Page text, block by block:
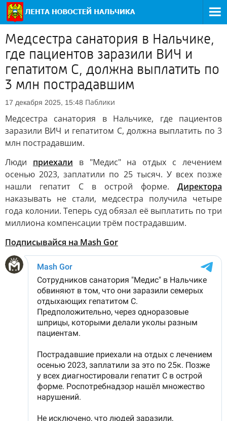
Медсестра санатория в Нальчике,
где пациентов заразили ВИЧ и
гепатитом С, должна выплатить по
3 млн пострадавшим
17 декабря 2025, 15:48 Паблики
Медсестра санатория в Нальчике, где пациентов
заразили ВИЧ и гепатитом С, должна выплатить по 3
млн пострадавшим.
Люди приехали в "Медис" на отдых с лечением
осенью 2023, заплатили по 25 тысяч. У всех позже
нашли гепатит С в острой форме. Директора
наказывать не стали, медсестра получила четыре
года колонии. Теперь суд обязал её выплатить по три
миллиона компенсации трём пострадавшим.
Подписывайся на Mash Gor